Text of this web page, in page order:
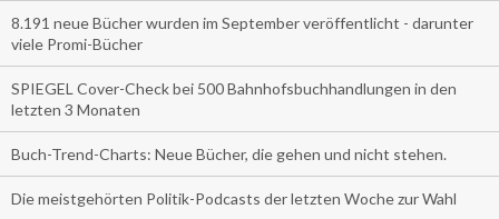
8.191 neue Bücher wurden im September veröffentlicht - darunter
viele Promi-Bücher
SPIEGEL Cover-Check bei 500 Bahnhofsbuchhandlungen in den
letzten 3 Monaten
Buch-Trend-Charts: Neue Bücher, die gehen und nicht stehen.
Die meistgehörten Politik-Podcasts der letzten Woche zur Wahl